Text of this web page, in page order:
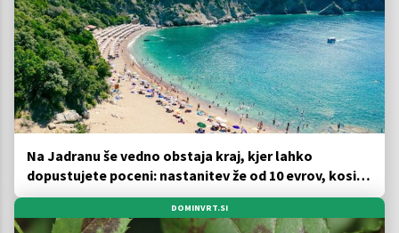
Na Jadranu še vedno obstaja kraj, kjer lahko
dopustujete poceni: nastanitev že od 10 evrov, kosilo
za pet evrov
DOMINVRT.SI